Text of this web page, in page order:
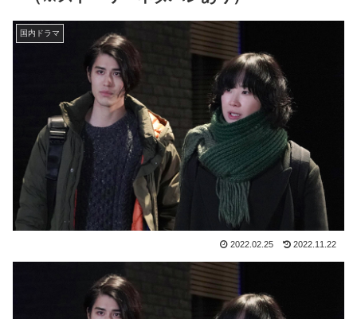
国内ドラマ
2022.02.25 2022.11.22